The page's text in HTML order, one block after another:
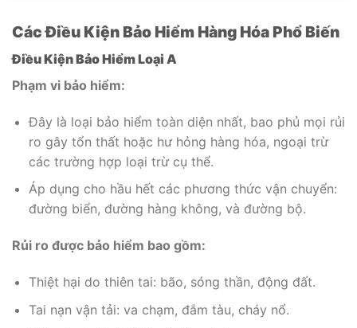
Các Điều Kiện Bảo Hiểm Hàng Hóa Phổ Biến
Điều Kiện Bảo Hiểm Loại A
Phạm vi bảo hiểm:
Đây là loại bảo hiểm toàn diện nhất, bao phủ mọi rủi
ro gây tổn thất hoặc hư hỏng hàng hóa, ngoại trừ
các trường hợp loại trừ cụ thể.
Áp dụng cho hầu hết các phương thức vận chuyển:
đường biển, đường hàng không, và đường bộ.
Rủi ro được bảo hiểm bao gồm:
Thiệt hại do thiên tai: bão, sóng thần, động đất.
Tai nạn vận tải: va chạm, đắm tàu, cháy nổ.